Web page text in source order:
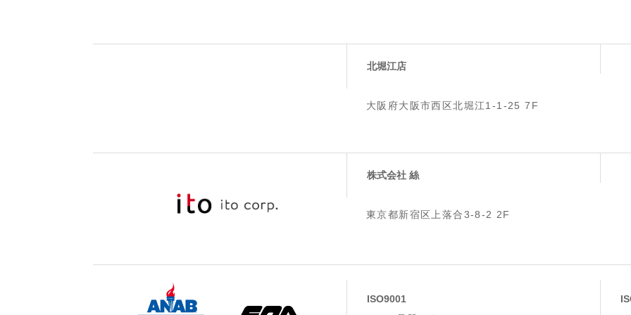
北堀江店
大阪府大阪市西区北堀江1-1-25 7F
株式会社 絲
東京都新宿区上落合3-8-2 2F
ISO9001